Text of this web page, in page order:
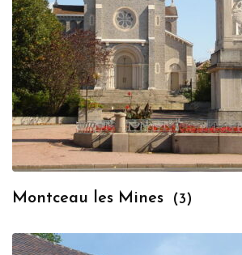
Montceau les Mines (3)